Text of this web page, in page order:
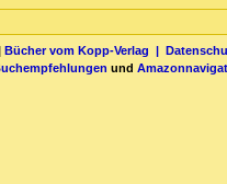
Bücher vom Kopp-Verlag |
und